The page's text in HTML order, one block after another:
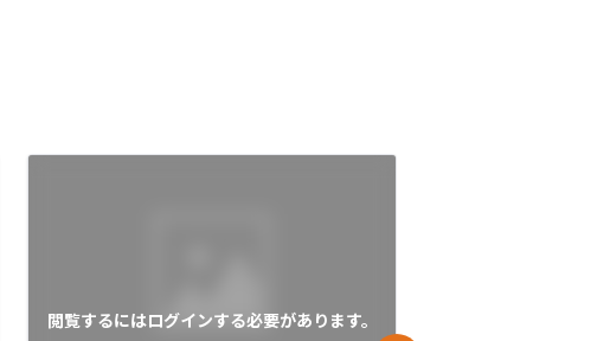
閲覧するにはログインする必要があります。